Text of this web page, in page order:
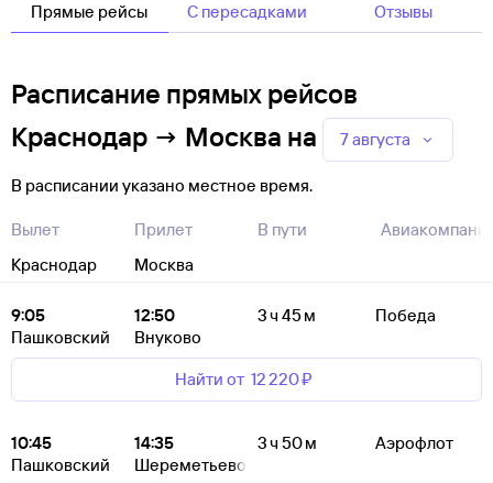
Прямые рейсы C пересадками Отзывы
Расписание прямых рейсов
Краснодар → Москва на 7 августа
В расписании указано местное время.
Вылет
Краснодар
Прилет
Москва
В пути
9:05
Пашковский
12:50
Внуково
3 ч 45 м Победа
Найти от 12 ⁠220 ⁠₽
10:45
Пашковский
14:35
Шереметьево
3 ч 50 м Аэрофлот